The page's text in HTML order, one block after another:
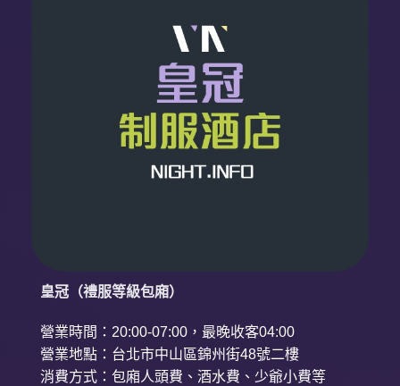
皇冠（禮服等級包廂）
營業時間：20:00-07:00，最晚收客04:00
營業地點：台北市中山區錦州街48號二樓
消費方式：包廂人頭費、酒水費、少爺小費等